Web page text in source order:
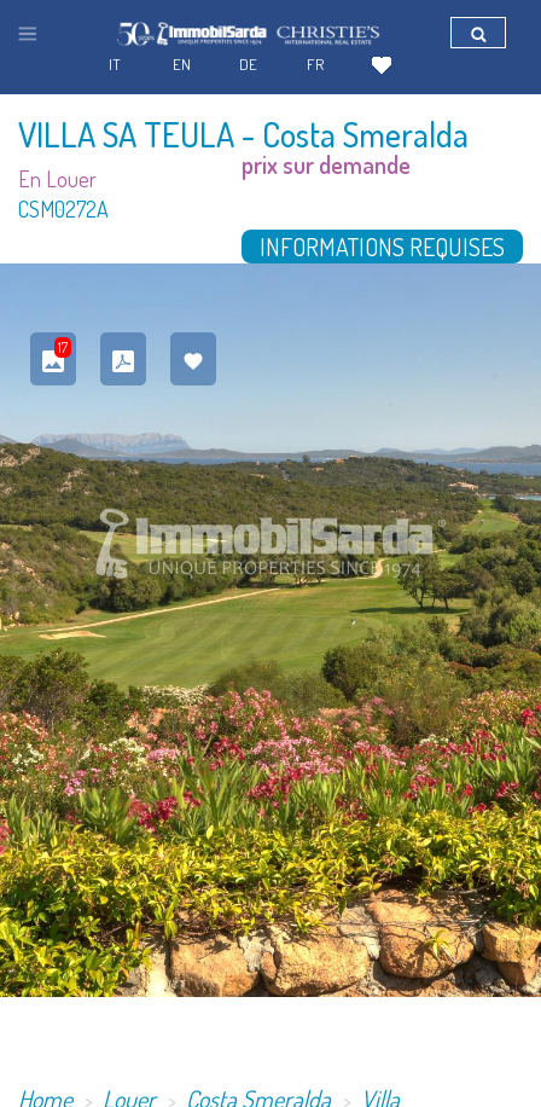
VILLA SA TEULA- Costa Smeralda
En Louer
CSM0272A
prix sur demande
INFORMATIONS REQUISES
17
Home Louer Costa Smeralda Villa
FR
DE
EN
IT